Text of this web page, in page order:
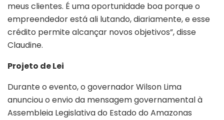
meus clientes. É uma oportunidade boa porque o
empreendedor está ali lutando, diariamente, e esse
crédito permite alcançar novos objetivos”, disse
Claudine.
Projeto de Lei
Durante o evento, o governador Wilson Lima
anunciou o envio da mensagem governamental à
Assembleia Legislativa do Estado do Amazonas